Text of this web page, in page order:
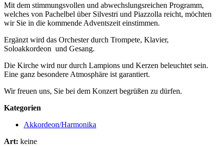
Mit dem stimmungsvollen und abwechslungsreichen Programm,
welches von Pachelbel über Silvestri und Piazzolla reicht, möchten
wir Sie in die kommende Adventszeit einstimmen.
Ergänzt wird das Orchester durch Trompete, Klavier,
Soloakkordeon und Gesang.
Die Kirche wird nur durch Lampions und Kerzen beleuchtet sein.
Eine ganz besondere Atmosphäre ist garantiert.
Wir freuen uns, Sie bei dem Konzert begrüßen zu dürfen.
Kategorien
Akkordeon/Harmonika
Art: keine